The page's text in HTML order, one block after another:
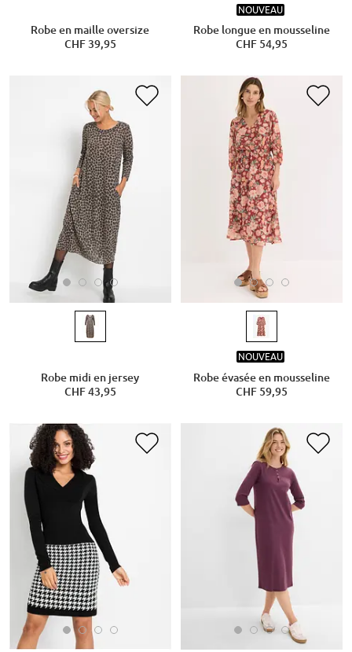
Robe en maille oversize
CHF 39,95
NOUVEAU
Robe longue en mousseline
CHF 54,95
Robe midi en jersey
CHF 43,95
NOUVEAU
Robe évasée en mousseline
CHF 59,95